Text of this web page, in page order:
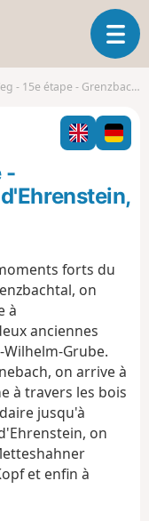
O
u
i
r
l
n
- Grenzbach, monastère d'Ehrenstein, Neustadt/Wied
-
forts du
on
à
anciennes
Grube.
on arrive à
à travers les bois
jusqu'à
on
et enfin à